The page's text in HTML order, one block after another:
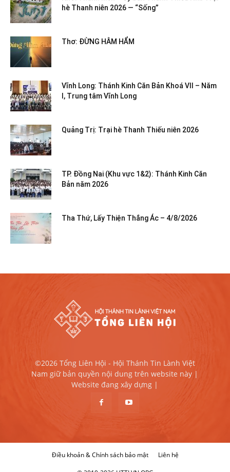
hè Thanh niên 2026 — “Sống”
Thơ: ĐỪNG HÂM HẨM
Vĩnh Long: Thánh Kinh Căn Bản Khoá VII – Năm
I, Trung tâm Vĩnh Long
Quảng Trị: Trại hè Thanh Thiếu niên 2026
TP. Đồng Nai (Khu vực 1&2): Thánh Kinh Căn
Bản năm 2026
Tha Thứ, Lấy Thiện Thắng Ác – 4/8/2026
©2026 Tổng Liên Hội - Hội Thánh Tin Lành Việt
Nam giữ bản quyền nội dung trên website này |
Website đang xây dựng |
Điều khoản & Chính sách bảo mật Liên hệ